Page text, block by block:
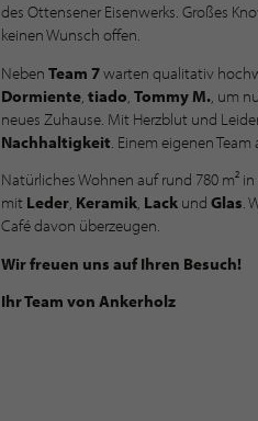
des Ottensener Eisenwerks. Großes
keinen Wunsch offen.
Neben Team 7warten qualitativ
Dormiente, tiado Tommy M., um
neues Zuhause. Mit Herzblut und
Nachhaltigkeit . Einem eigenen
Natürliches Wohnen auf rund 780 m²
mit Leder, Keramik, Lackund Glas.
Café davon überzeugen.
Wir freuen uns auf Ihren Besuch!
Ihr Team von Ankerholz